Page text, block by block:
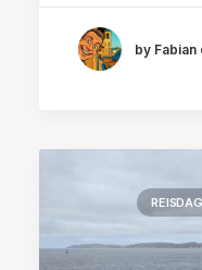
by Fabian